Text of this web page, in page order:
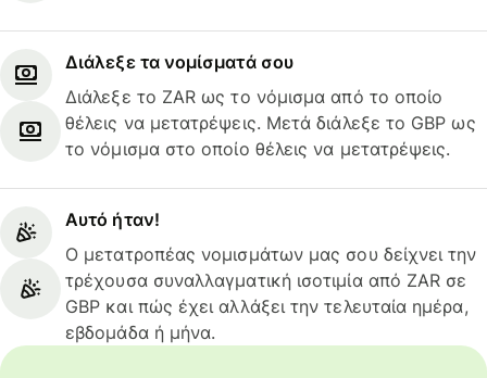
Διάλεξε τα νομίσματά σου
Διάλεξε το ZAR ως το νόμισμα από το οποίο
θέλεις να μετατρέψεις. Μετά διάλεξε το GBP ως
το νόμισμα στο οποίο θέλεις να μετατρέψεις.
Αυτό ήταν!
Ο μετατροπέας νομισμάτων μας σου δείχνει την
τρέχουσα συναλλαγματική ισοτιμία από ZAR σε
GBP και πώς έχει αλλάξει την τελευταία ημέρα,
εβδομάδα ή μήνα.